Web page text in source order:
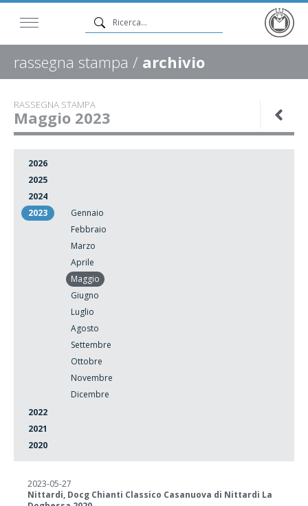
rassegna stampa / archivio
RASSEGNA STAMPA
Maggio 2023
2026
2025
2024
2023
Gennaio
Febbraio
Marzo
Aprile
Maggio
Giugno
Luglio
Agosto
Settembre
Ottobre
Novembre
Dicembre
2022
2021
2020
2023-05-27
Nittardi, Docg Chianti Classico Casanuova di Nittardi La